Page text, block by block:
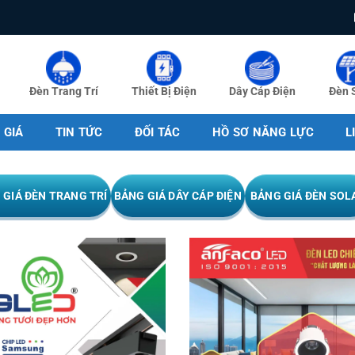
Đèn Trang Trí Thiết Bị Điện Dây Cáp Điện Đèn
GIÁ TIN TỨC ĐỐI TÁC HỒ SƠ NĂNG LỰC
GIÁ ĐÈN TRANG TRÍ BẢNG GIÁ DÂY CÁP ĐIỆN BẢNG GIÁ ĐÈN